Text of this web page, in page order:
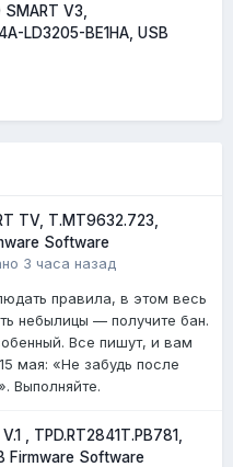
V3,
LD3205-BE1HA, USB
TV, T.MT9632.723,
Software
3 часа назад
правила, в этом весь
небылицы — получите бан.
Все пишут, и вам
мая: «Не забудь после
Выполняйте.
, TPD.RT2841T.PB781,
Firmware Software